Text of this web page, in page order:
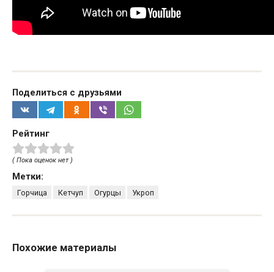
Поделиться с друзьями
Рейтинг
( Пока оценок нет )
Метки:
Горчица Кетчуп Огурцы Укроп
Похожие материалы